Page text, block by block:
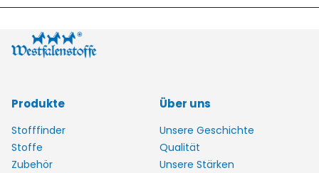
Produkte
Stofffinder
Stoffe
Zubehör
Über uns
Unsere Geschichte
Qualität
Unsere Stärken